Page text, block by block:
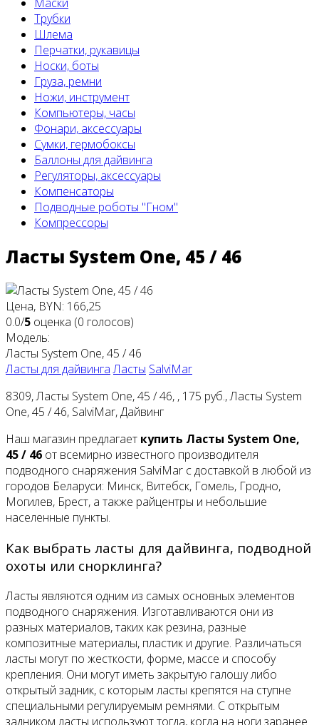
Трубки
Шлема
Перчатки, рукавицы
Носки, боты
Груза, ремни
Ножи, инструмент
Компьютеры, часы
Фонари, аксессуары
Сумки, гермобоксы
Баллоны для дайвинга
Регуляторы, аксессуары
Компенсаторы
Подводные роботы "Гном"
Компрессоры
Ласты System One, 45 / 46
Цена, BYN: 166,25
0.0/5 оценка (0 голосов)
Модель:
Ласты System One, 45 / 46
Ласты для дайвинга Ласты SalviMar
8309, Ласты System One, 45 / 46, , 175 руб., Ласты System
One, 45 / 46, SalviMar, Дайвинг
Наш магазин предлагает купить Ласты System One,
45 / 46 от всемирно известного производителя
подводного снаряжения SalviMar с доставкой в любой из
городов Беларуси: Минск, Витебск, Гомель, Гродно,
Могилев, Брест, а также райцентры и небольшие
населенные пункты.
Как выбрать ласты для дайвинга, подводной
охоты или снорклинга?
Ласты являются одним из самых основных элементов
подводного снаряжения. Изготавливаются они из
разных материалов, таких как резина, разные
композитные материалы, пластик и другие. Различаться
ласты могут по жесткости, форме, массе и способу
крепления. Они могут иметь закрытую галошу либо
открытый задник, с которым ласты крепятся на ступне
специальными регулируемым ремнями. С открытым
задником ласты используют тогда, когда на ноги заранее